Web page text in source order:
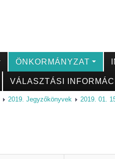
ÖNKORMÁNYZAT
VÁLASZTÁSI
2019. Jegyzőkönyvek 2019. 01.